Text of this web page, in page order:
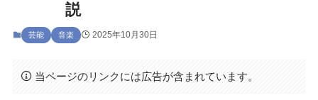
説
芸能 音楽 2025年10月30日
当ページのリンクには広告が含まれています。